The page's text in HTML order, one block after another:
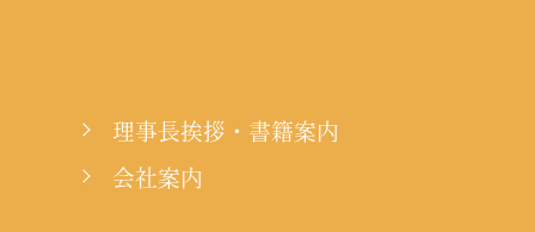
理事長挨拶・書籍案内
会社案内